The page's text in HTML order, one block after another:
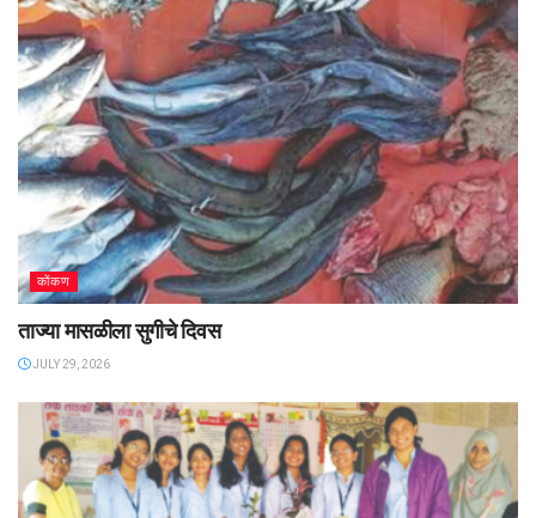
कोंकण
ताज्या मासळीला सुगीचे दिवस
JULY 29, 2026